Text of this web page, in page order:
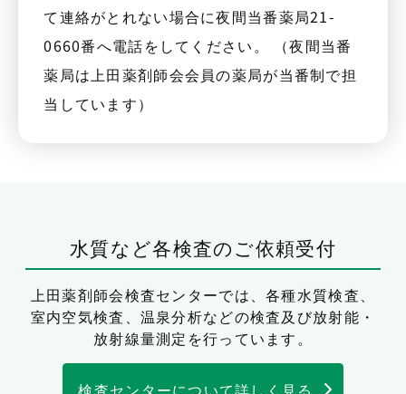
て連絡がとれない場合に夜間当番薬局21-
0660番へ電話をしてください。 （夜間当番
薬局は上田薬剤師会会員の薬局が当番制で担
当しています）
水質など各検査のご依頼受付
上田薬剤師会検査センターでは、各種水質検査、
室内空気検査、温泉分析などの検査及び放射能・
放射線量測定を行っています。